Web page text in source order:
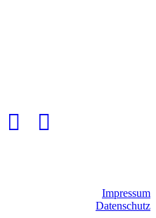
Impressum
Datenschutz